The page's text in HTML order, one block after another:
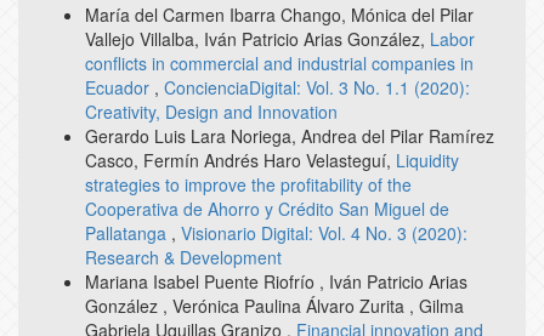
María del Carmen Ibarra Chango, Mónica del Pilar
Vallejo Villalba, Iván Patricio Arias González, Labor
conflicts in commercial and industrial companies in
Ecuador , ConcienciaDigital: Vol. 3 No. 1.1 (2020):
Creativity, Design and Innovation
Gerardo Luis Lara Noriega, Andrea del Pilar Ramírez
Casco, Fermín Andrés Haro Velasteguí, Liquidity
strategies to improve the profitability of the
Cooperativa de Ahorro y Crédito San Miguel de
Pallatanga , Visionario Digital: Vol. 4 No. 3 (2020):
Research & Development
Mariana Isabel Puente Riofrío , Iván Patricio Arias
González , Verónica Paulina Álvaro Zurita , Gilma
Gabriela Uquillas Granizo , Financial innovation and